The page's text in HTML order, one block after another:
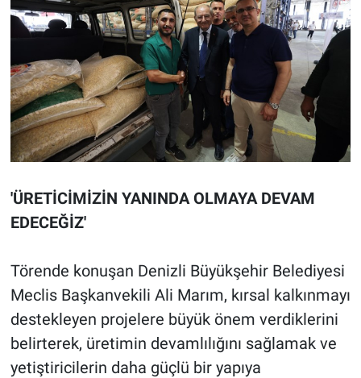
'ÜRETİCİMİZİN YANINDA OLMAYA DEVAM
EDECEĞİZ'
Törende konuşan Denizli Büyükşehir Belediyesi
Meclis Başkanvekili Ali Marım, kırsal kalkınmayı
destekleyen projelere büyük önem verdiklerini
belirterek, üretimin devamlılığını sağlamak ve
yetiştiricilerin daha güçlü bir yapıya